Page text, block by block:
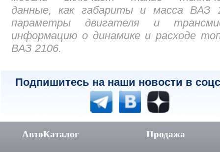
данные, как габариты и масса ВАЗ
параметры двигателя и
информацию о динамике и расходе
ВАЗ 2106.
Подпишитесь на наши новости в
АвтоКаталог Продажа